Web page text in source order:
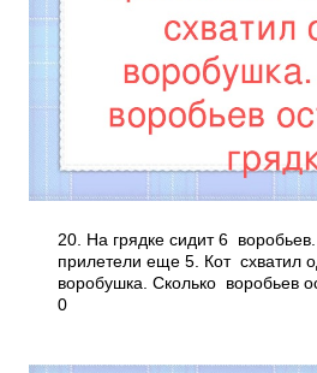
20. На грядке сидит 6
прилетели еще 5. Кот схватил
воробушка. Сколько воробьев
0